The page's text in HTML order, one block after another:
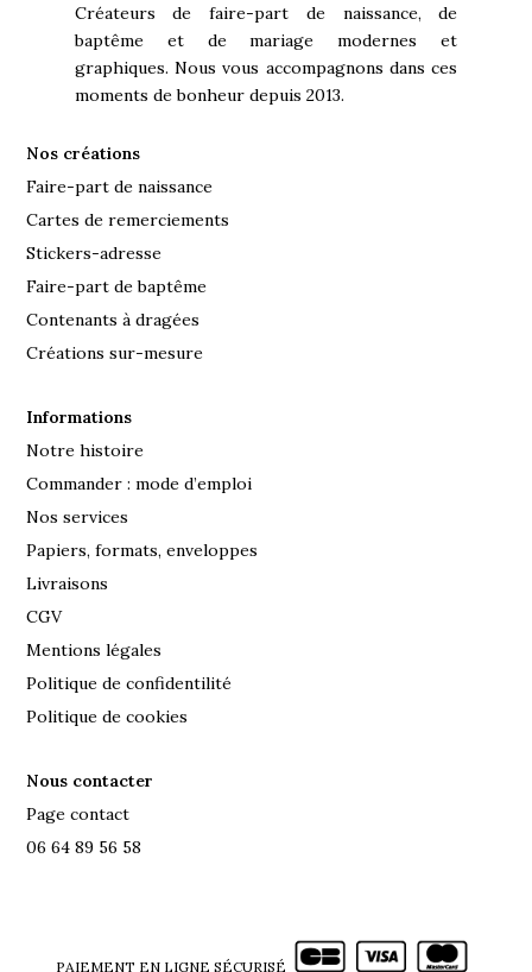
Créateurs de faire-part de naissance, de
baptême et de mariage modernes et
graphiques. Nous vous accompagnons dans ces
moments de bonheur depuis 2013.
Nos créations
Faire-part de naissance
Cartes de remerciements
Stickers-adresse
Faire-part de baptême
Contenants à dragées
Créations sur-mesure
Informations
Notre histoire
Commander : mode d’emploi
Nos services
Papiers, formats, enveloppes
Livraisons
CGV
Mentions légales
Politique de confidentilité
Politique de cookies
Nous contacter
Page contact
06 64 89 56 58
PAIEMENT EN LIGNE SÉCURISÉ